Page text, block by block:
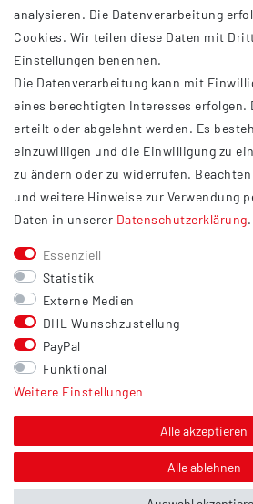
INFORMATIONEN
AGB
Impressum
Datenschutzerklärung
Widerrufsrecht
Barrierefreiheit
Service
Kontakt
Versand
Zahlung
Vertrag widerrufen
Sonstiges
Hinweis zur Entsorgung von
Über uns
analysieren. Die Datenverarbeitung
Cookies. Wir teilen diese Daten mit
Einstellungen benennen.
Die Datenverarbeitung kann mit
eines berechtigten Interesses erfolgen.
erteilt oder abgelehnt werden. Es
einzuwilligen und die Einwilligung zu
zu ändern oder zu widerrufen.
und weitere Hinweise zur Verwendung
Daten in unserer Daten­schutz­erklärung.
Essenziell
Statistik
Externe Medien
DHL Wunschzustellung
PayPal
Funktional
Weitere Einstellungen
Alle akzeptieren
Alle ablehnen